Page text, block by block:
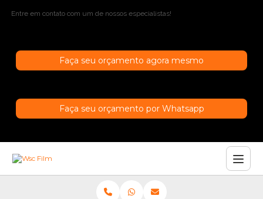
Entre em contato com um de nossos especialistas!
Faça seu orçamento agora mesmo
Faça seu orçamento por Whatsapp